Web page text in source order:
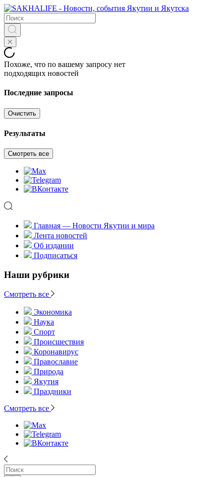
Похоже, что по вашему запросу нет
подходящих новостей
Последние запросы
Очистить
Результаты
Смотреть все
Главная — Новости Якутии и мира
Лента новостей
Об издании
Подписаться
Наши рубрики
Смотреть все
Экономика
Наука
Спорт
Происшествия
Коронавирус
Православие
Природа
Якутия
Праздники
Смотреть все